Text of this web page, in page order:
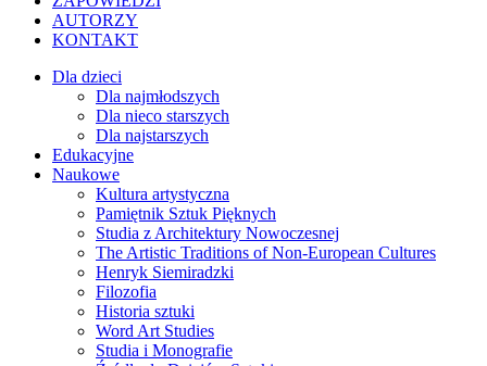
AUTORZY
KONTAKT
Dla dzieci
Dla najmłodszych
Dla nieco starszych
Dla najstarszych
Edukacyjne
Naukowe
Kultura artystyczna
Pamiętnik Sztuk Pięknych
Studia z Architektury Nowoczesnej
The Artistic Traditions of Non-European Cultures
Henryk Siemiradzki
Filozofia
Historia sztuki
Word Art Studies
Studia i Monografie